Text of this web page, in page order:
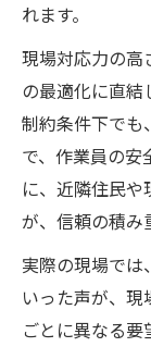
れます。
現場対応力の高
の最適化に直結
制約条件下でも
で、作業員の安
に、近隣住民
が、信頼の積み
実際の現場では
いった声が、現
ごとに異なる